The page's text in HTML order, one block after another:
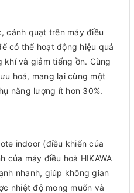
cánh quạt trên máy điều
có thể hoạt động hiệu quả
và giảm tiếng ồn. Cùng
hoá, mang lại cùng một
năng lượng ít hơn 30%.
indoor (điều khiển của
của máy điều hoà HIKAWA
nhanh, giúp không gian
nhiệt độ mong muốn và